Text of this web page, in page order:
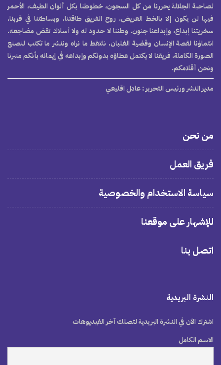
لصاحبة الجلالة يحررنا من كل السجون، خطوطنا بكل ألوان الطيف، الأحمر
فيها لن يكون إلا بالخط العريض. روح الفريق طاقتنا، وبساطتنا في قربنا.
سخريتنا إبداع، وإبداعنا جنون. وطننا لا حدود له ولا أسلاك تقض مضاجعه.
انتماؤنا لقصة الإنسان وقضية الغلبان. نلتقط ما نراه وننشر ما تكتب لنصنع
الصورة الكاملة. فريقنا لا يكتمل عطاؤه بدونكم وإبداعه في إيمانه بأنكم منبرنا
ونحن أقلامكم.
مدير النشر ورئيس التحرير: عادل اقليعي
من نحن
فريق العمل
سياسة الاستخدام والخصوصية
للإشهار على موقعنا
اتصل بنا
النشرة البريدية
اشترك الآن في النشرة البريدية لتصلك آخر الفيديوهات
الاسم الكامل